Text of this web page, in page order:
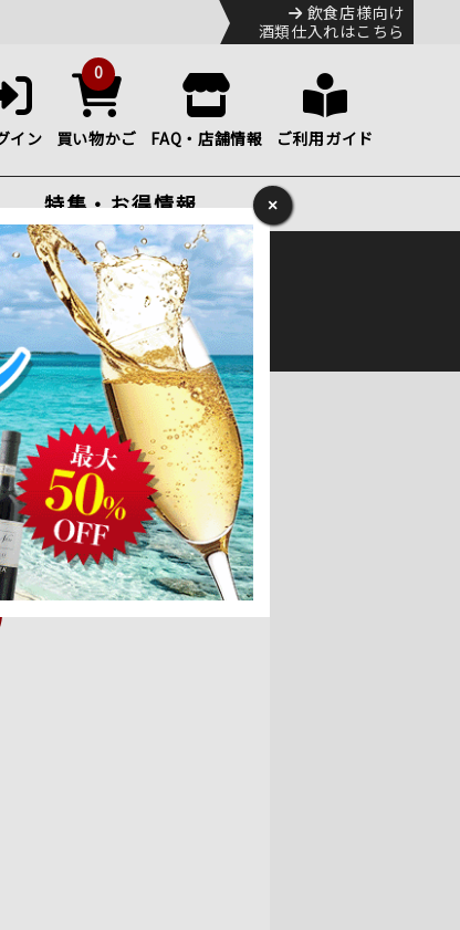
飲食店様向け
酒類仕入れはこちら
イン
0
買い物かご FAQ・店舗情報 ご利用ガイド
特集・お得情報
をご確認下さい。
×